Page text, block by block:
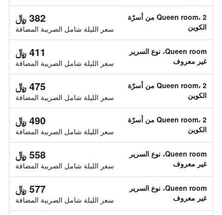
Queen room، 2 من أسرّة
الكوين
382 ﷼
سعر الليلة شامل الصريبة المضافة
Queen room، نوع السرير
غير معروف
411 ﷼
سعر الليلة شامل الصريبة المضافة
Queen room، 2 من أسرّة
الكوين
475 ﷼
سعر الليلة شامل الصريبة المضافة
Queen room، 2 من أسرّة
الكوين
490 ﷼
سعر الليلة شامل الصريبة المضافة
Queen room، نوع السرير
غير معروف
558 ﷼
سعر الليلة شامل الصريبة المضافة
Queen room، نوع السرير
غير معروف
577 ﷼
سعر الليلة شامل الصريبة المضافة